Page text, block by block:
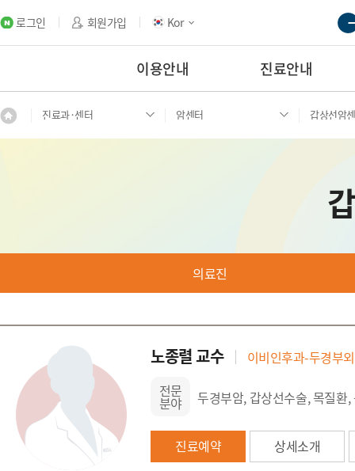
로그인 회원가입 Kor
이용안내 진료안내
진료과·센터 암센터 갑상선암
의료진
노종렬 교수
이비인후과-두경부
전문
분야 두경부암, 갑상선수술, 목질환
진료예약 상세소개